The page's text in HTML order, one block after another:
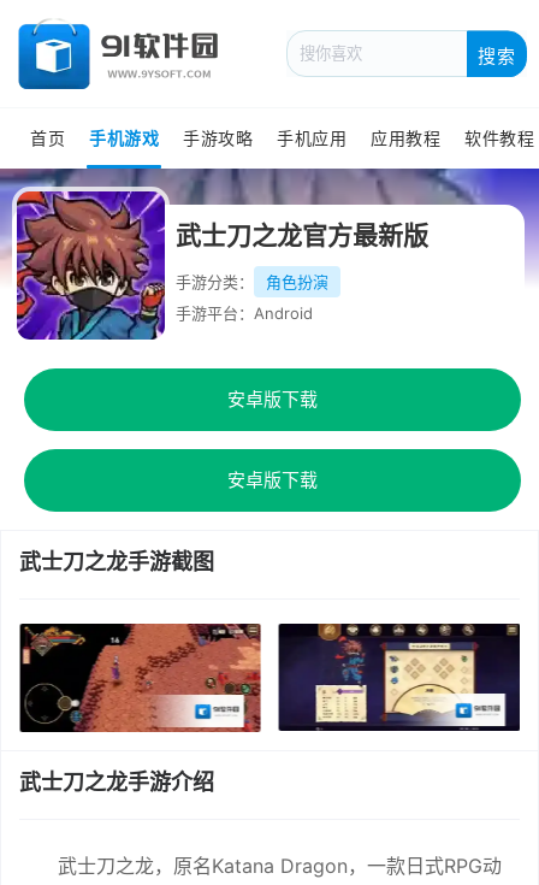
搜索
首页 手机游戏 手游攻略 手机应用 应用教程 软件教程
武士刀之龙官方最新版
手游分类：
角色扮演
手游平台：Android
安卓版下载
安卓版下载
武士刀之龙手游截图
武士刀之龙手游介绍
武士刀之龙，原名Katana Dragon，一款日式RPG动